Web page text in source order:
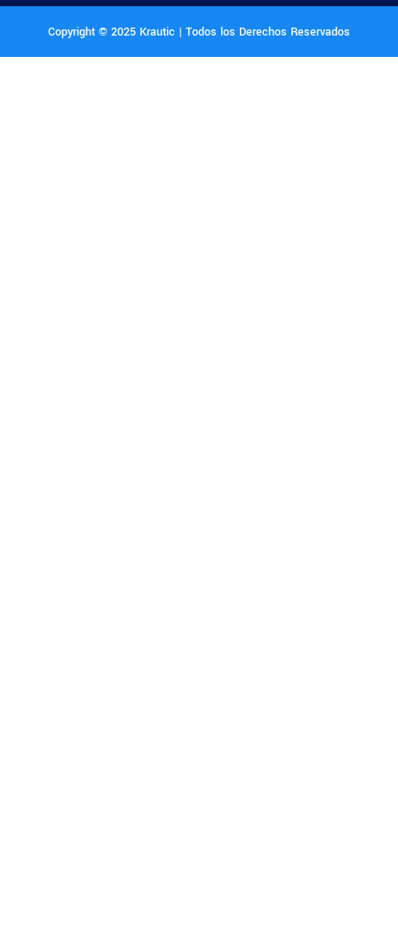
Copyright © 2025 Krautic | Todos los Derechos Reservados